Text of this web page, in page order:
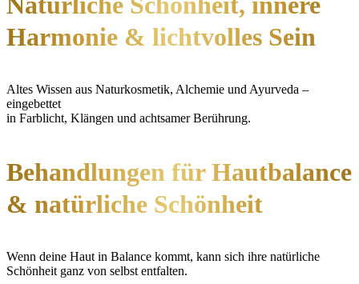
Harmonie & lichtvolles Sein
Altes Wissen aus Naturkosmetik, Alchemie und Ayurveda –
eingebettet
in Farblicht, Klängen und achtsamer Berührung.
Behandlungen für Hautbalance
& natürliche Schönheit
Wenn deine Haut in Balance kommt, kann sich ihre natürliche
Schönheit ganz von selbst entfalten.